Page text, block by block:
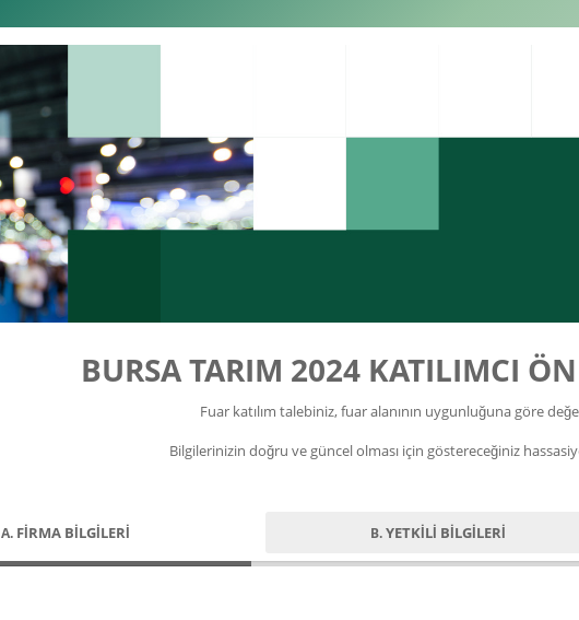
BURSA TARIM 2024 KATILIMCI
Fuar katılım talebiniz, fuar alanının uygunluğuna göre
Bilgilerinizin doğru ve güncel olması için göstereceğiniz
A.FİRMA BİLGİLERİ B.YETKİLİ BİLGİLERİ